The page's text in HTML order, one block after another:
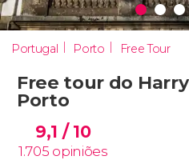
Portugal Porto Free Tour
Free tour do
Porto
9,1 / 10
1.705 opiniões